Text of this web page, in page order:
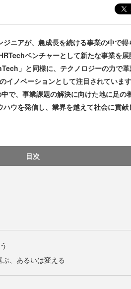
ニアが、急成長を続ける事業の中で得
ベンチャーとして新たな事業を展
」と同様に、テクノロジーの力で
イノベーションとして注目されていま
で、事業課題の解決に向けた地に足の
ウを発信し、業界を越えて社会に貢献
目次
う
、あるいは変える